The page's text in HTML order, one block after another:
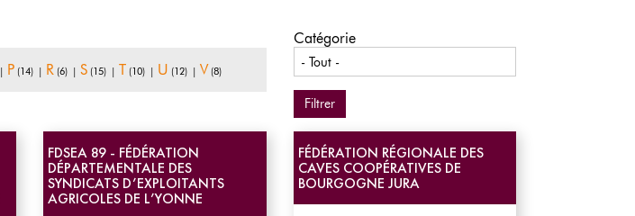
| P (14) | R (6) | S (15) | T (10) | U (12) | V (8)
Catégorie
FDSEA 89 - FÉDÉRATION
DÉPARTEMENTALE DES
SYNDICATS D’EXPLOITANTS
AGRICOLES DE L’YONNE
FÉDÉRATION RÉGIONALE DES
CAVES COOPÉRATIVES DE
BOURGOGNE JURA